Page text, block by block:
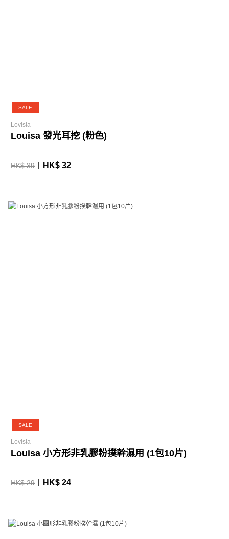
SALE
Lovisia
Louisa 發光耳挖 (粉色)
HK$ 39 HK$ 32
SALE
Lovisia
Louisa 小方形非乳膠粉撲幹濕用 (1包10片)
HK$ 29 HK$ 24